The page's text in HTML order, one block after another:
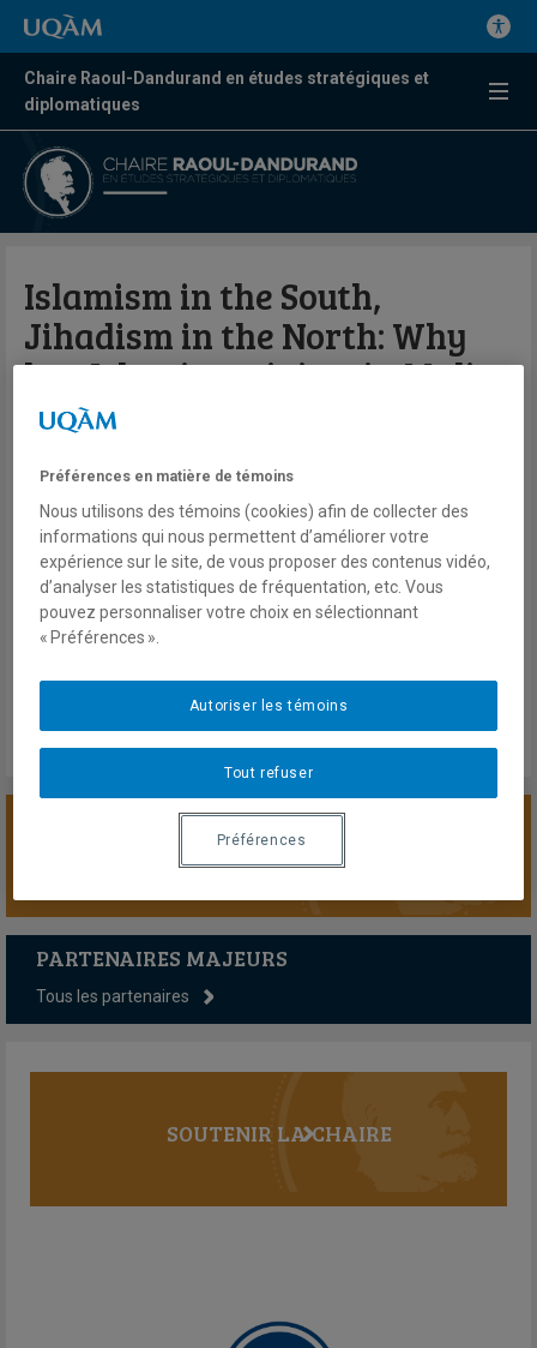
Chaire Raoul-Dandurand en études stratégiques et
diplomatiques
Islamism in the South,
Jihadism in the North: Why
has Islamic activism in Mali
taken different forms?
Bulletin du Centre FrancoPaix en résolution des conflits et
missions de paix | Vol.2 No. 10
Décembre 2017
En savoir plus
SOUTENIR LA CHAIRE
PARTENAIRES MAJEURS
Tous les partenaires
SOUTENIR LA CHAIRE
Préférences en matière de témoins
Nous utilisons des témoins (cookies) afin de collecter des
informations qui nous permettent d’améliorer votre
expérience sur le site, de vous proposer des contenus vidéo,
d’analyser les statistiques de fréquentation, etc. Vous
pouvez personnaliser votre choix en sélectionnant
« Préférences ».
Tout refuser
Autoriser les témoins
Préférences